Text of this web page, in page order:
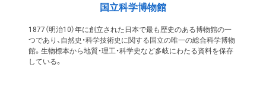
国立科学博物館
1877（明治10）年に創立された日本で最も歴史のある博物館の一
つであり、自然史・科学技術史に関する国立の唯一の総合科学博物
館。生物標本から地質・理工・科学史など多岐にわたる資料を保存
している。